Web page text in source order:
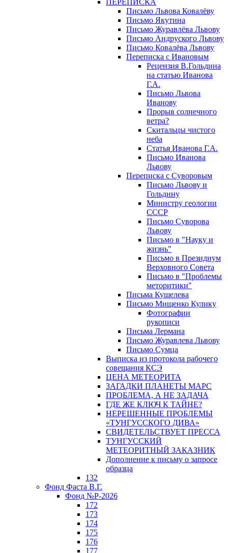
ПЕРЕПИСКА
Письмо Львова Ковалёву
Письмо Якутина
Письмо Журавлёва Львову
Письмо Андруского Львову
Письмо Ковалёва Львову
Переписка с Ивановым
Рецензия В.Гольдина
на статью Иванова
Г.А.
Письмо Львова
Иванову
Прорыв солнечного
ветра?
Скитальцы чистого
неба
Статья Иванова Г.А.
Письмо Иванова
Львову
Переписка с Суворовым
Письмо Львову и
Гольдину
Министру геологии
СССР
Письмо Суворова
Львову
Письмо в "Науку и
жизнь"
Письмо в Президиум
Верховного Совета
Письмо в "Проблемы
меторитики"
Письма Кушелева
Письмо Мищенко Кулику
Фотографии
рукописи
Письма Лермана
Письмо Журавлева Львову
Письмо Сумца
Выписка из протокола рабочего
совещания КСЭ
ЦЕНА МЕТЕОРИТА
ЗАГАДКИ ПЛАНЕТЫ МАРС
ПРОБЛЕМА, А НЕ ЗАДАЧА
ГДЕ ЖЕ КЛЮЧ К ТАЙНЕ?
НЕРЕШЕННЫЕ ПРОБЛЕМЫ
«ТУНГУССКОГО ДИВА»
СВИДЕТЕЛЬСТВУЕТ ПРЕССА
ТУНГУССКИЙ
МЕТЕОРИТНЫЙ ЗАКАЗНИК
Дополнение к письму о запросе
образца
132
Фонд Фаста В.Г.
Фонд №Р-2026
172
173
174
175
176
177